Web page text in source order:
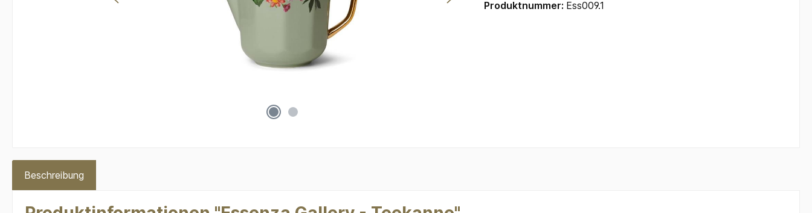
Produktnummer: Ess009.1
Beschreibung